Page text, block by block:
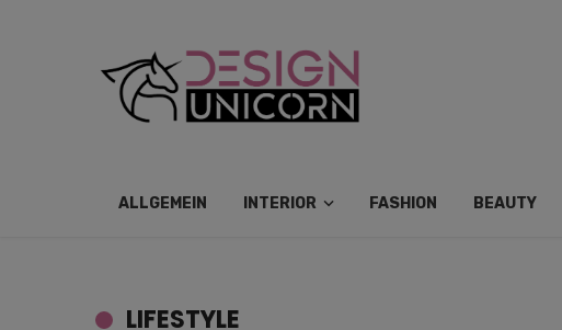
ALLGEMEIN INTERIOR FASHION BEAUTY
LIFESTYLE